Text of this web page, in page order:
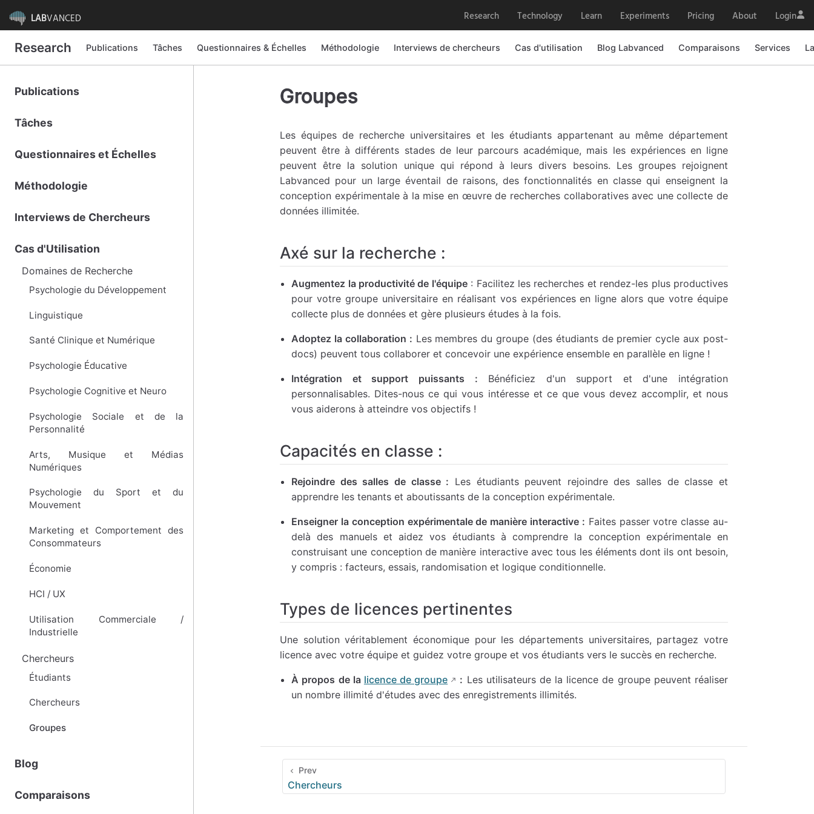
LABVANCED Research Technology Learn Experiments Pricing About Login
Research Publications Tâches Questionnaires & Échelles Méthodologie Interviews de chercheurs Cas d'utilisation Blog Labvanced Comparaisons Services
Publications
Tâches
Questionnaires et Échelles
Méthodologie
Interviews de Chercheurs
Cas d'Utilisation
Domaines de Recherche
Psychologie du Développement
Linguistique
Santé Clinique et Numérique
Psychologie Éducative
Psychologie Cognitive et Neuro
Psychologie Sociale et de la
Personnalité
Arts, Musique et Médias
Numériques
Psychologie du Sport et du
Mouvement
Marketing et Comportement des
Consommateurs
Économie
HCI / UX
Utilisation Commerciale /
Industrielle
Chercheurs
Étudiants
Chercheurs
Groupes
Blog
Comparaisons
Groupes
Les équipes de recherche universitaires et les étudiants appartenant au même département
peuvent être à différents stades de leur parcours académique, mais les expériences en ligne
peuvent être la solution unique qui répond à leurs divers besoins. Les groupes rejoignent
Labvanced pour un large éventail de raisons, des fonctionnalités en classe qui enseignent la
conception expérimentale à la mise en œuvre de recherches collaboratives avec une collecte de
données illimitée.
Axé sur la recherche :
Augmentez la productivité de l'équipe: Facilitez les recherches et rendez-les plus productives
pour votre groupe universitaire en réalisant vos expériences en ligne alors que votre équipe
collecte plus de données et gère plusieurs études à la fois.
Adoptez la collaboration : Les membres du groupe (des étudiants de premier cycle aux post-
docs) peuvent tous collaborer et concevoir une expérience ensemble en parallèle en ligne !
Intégration et support puissants : Bénéficiez d'un support et d'une intégration
personnalisables. Dites-nous ce qui vous intéresse et ce que vous devez accomplir, et nous
vous aiderons à atteindre vos objectifs !
Capacités en classe :
Rejoindre des salles de classe : Les étudiants peuvent rejoindre des salles de classe et
apprendre les tenants et aboutissants de la conception expérimentale.
Enseigner la conception expérimentale de manière interactive : Faites passer votre classe au-
delà des manuels et aidez vos étudiants à comprendre la conception expérimentale en
construisant une conception de manière interactive avec tous les éléments dont ils ont besoin,
y compris : facteurs, essais, randomisation et logique conditionnelle.
Types de licences pertinentes
Une solution véritablement économique pour les départements universitaires, partagez votre
licence avec votre équipe et guidez votre groupe et vos étudiants vers le succès en recherche.
À propos de la licence de groupe : Les utilisateurs de la licence de groupe peuvent réaliser
un nombre illimité d'études avec des enregistrements illimités.
Prev
Chercheurs